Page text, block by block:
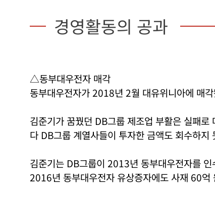
경영활동의 공과
△동부대우전자 매각
동부대우전자가 2018년 2월 대유위니아에 매
김준기가 꿈꿨던 DB그룹 제조업 부활은 실패
다 DB그룹 계열사들이 투자한 금액도 회수하지
김준기는 DB그룹이 2013년 동부대우전자를
2016년 동부대우전자 유상증자에도 사재 60억